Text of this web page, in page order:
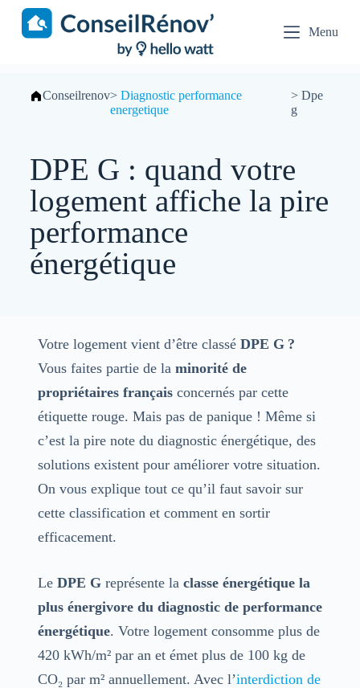
S
Menu
Conseilrenov> Diagnostic performance
energetique
>Dpe
g
DPE G : quand votre
logement affiche la pire
performance
énergétique
Votre logement vient d’être classé DPE G ?
Vous faites partie de la minorité de
propriétaires françaisconcernés par cette
étiquette rouge. Mais pas de panique ! Même si
c’est la pire note du diagnostic énergétique, des
solutions existent pour améliorer votre situation.
On vous explique tout ce qu’il faut savoir sur
cette classification et comment en sortir
efficacement.
Le DPE Greprésente la classe énergétique la
plus énergivore du diagnostic de performance
énergétique. Votre logement consomme plus de
420 kWh/m² par an et émet plus de 100 kg de
CO₂ par m² annuellement. Avec l’interdiction de